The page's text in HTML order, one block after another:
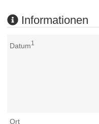
Informationen
Datum1
Ort